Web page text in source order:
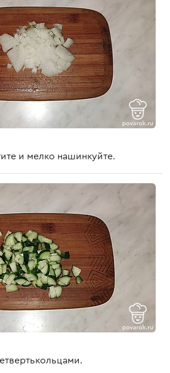
и мелко нашинкуйте.